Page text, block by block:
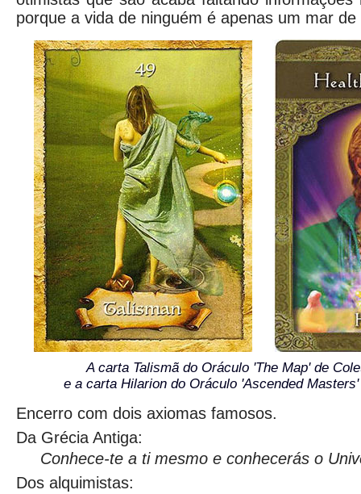
porque a vida de ninguém é apenas um mar de
A carta Talismã do Oráculo 'The Map' de
e a carta Hilarion do Oráculo 'Ascended Masters
Encerro com dois axiomas famosos.
Da Grécia Antiga:
Conhece-te a ti mesmo e conhecerás o
Dos alquimistas: